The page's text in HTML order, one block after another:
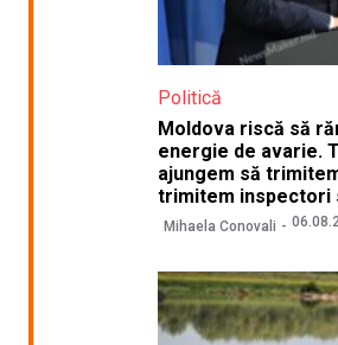
Politică
Moldova riscă să
energie de avarie.
ajungem să
trimitem inspectori
Mihaela Conovali